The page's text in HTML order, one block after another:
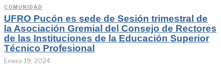
COMUNIDAD
UFRO Pucón es sede de Sesión trimestral de
la Asociación Gremial del Consejo de Rectores
de las Instituciones de la Educación Superior
Técnico Profesional
Enero 19, 2024